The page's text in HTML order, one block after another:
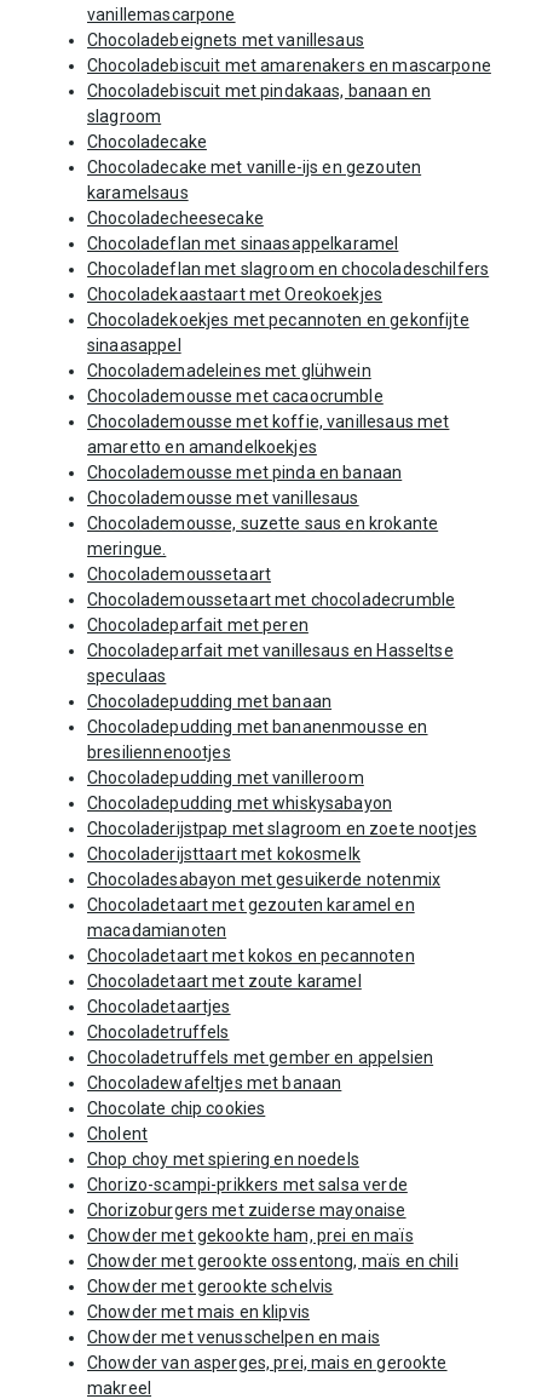
vanillemascarpone
Chocoladebeignets met vanillesaus
Chocoladebiscuit met amarenakers en mascarpone
Chocoladebiscuit met pindakaas, banaan en
slagroom
Chocoladecake
Chocoladecake met vanille-ijs en gezouten
karamelsaus
Chocoladecheesecake
Chocoladeflan met sinaasappelkaramel
Chocoladeflan met slagroom en chocoladeschilfers
Chocoladekaastaart met Oreokoekjes
Chocoladekoekjes met pecannoten en gekonfijte
sinaasappel
Chocolademadeleines met glühwein
Chocolademousse met cacaocrumble
Chocolademousse met koffie, vanillesaus met
amaretto en amandelkoekjes
Chocolademousse met pinda en banaan
Chocolademousse met vanillesaus
Chocolademousse, suzette saus en krokante
meringue.
Chocolademoussetaart
Chocolademoussetaart met chocoladecrumble
Chocoladeparfait met peren
Chocoladeparfait met vanillesaus en Hasseltse
speculaas
Chocoladepudding met banaan
Chocoladepudding met bananenmousse en
bresiliennenootjes
Chocoladepudding met vanilleroom
Chocoladepudding met whiskysabayon
Chocoladerijstpap met slagroom en zoete nootjes
Chocoladerijsttaart met kokosmelk
Chocoladesabayon met gesuikerde notenmix
Chocoladetaart met gezouten karamel en
macadamianoten
Chocoladetaart met kokos en pecannoten
Chocoladetaart met zoute karamel
Chocoladetaartjes
Chocoladetruffels
Chocoladetruffels met gember en appelsien
Chocoladewafeltjes met banaan
Chocolate chip cookies
Cholent
Chop choy met spiering en noedels
Chorizo-scampi-prikkers met salsa verde
Chorizoburgers met zuiderse mayonaise
Chowder met gekookte ham, prei en maïs
Chowder met gerookte ossentong, maïs en chili
Chowder met gerookte schelvis
Chowder met mais en klipvis
Chowder met venusschelpen en mais
Chowder van asperges, prei, mais en gerookte
makreel